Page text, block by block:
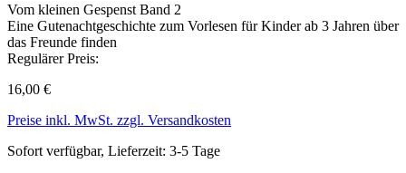
Vom kleinen GespenstBand 2
Eine Gutenachtgeschichte zum Vorlesen für Kinder ab 3 Jahren über
das Freunde finden
Regulärer Preis:
16,00 €
Preise inkl. MwSt. zzgl. Versandkosten
Sofort verfügbar, Lieferzeit: 3-5 Tage